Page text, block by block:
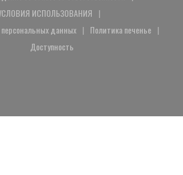
((открывается в новом окне))
ИСПОЛЬЗОВАНИЯ
((открывается в новом окне))
данных
((открывается в новом окне))
Политика печенье
((открывается в
Доступность
((открывается в новом окне))